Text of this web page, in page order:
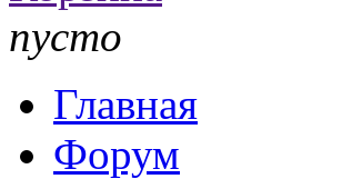
пусто
Главная
Форум